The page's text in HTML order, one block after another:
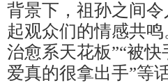
背景下，祖孙之间
起观众们的情感共
治愈系天花板”“被
爱真的很拿出手”等